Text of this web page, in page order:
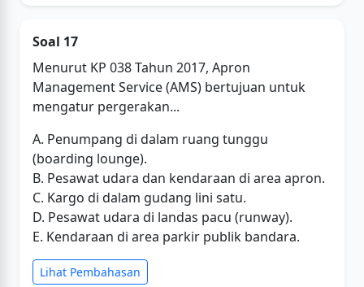
Soal 17
Menurut KP 038 Tahun 2017, Apron
Management Service (AMS) bertujuan untuk
mengatur pergerakan...
A. Penumpang di dalam ruang tunggu
(boarding lounge).
B. Pesawat udara dan kendaraan di area apron.
C. Kargo di dalam gudang lini satu.
D. Pesawat udara di landas pacu (runway).
E. Kendaraan di area parkir publik bandara.
Lihat Pembahasan